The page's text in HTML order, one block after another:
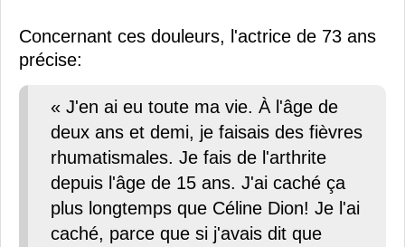
Concernant ces douleurs, l'actrice de 73 ans
précise:
« J'en ai eu toute ma vie. À l'âge de
deux ans et demi, je faisais des fièvres
rhumatismales. Je fais de l'arthrite
depuis l'âge de 15 ans. J'ai caché ça
plus longtemps que Céline Dion! Je l'ai
caché, parce que si j'avais dit que